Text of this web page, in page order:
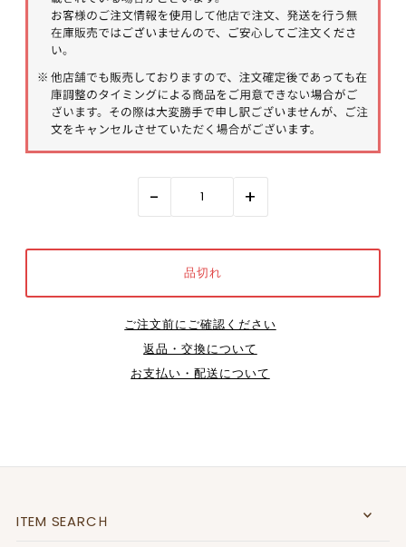
- +
ご注文前にご確認ください
返品・交換について
お支払い・配送について
ITEM SEARCＨ